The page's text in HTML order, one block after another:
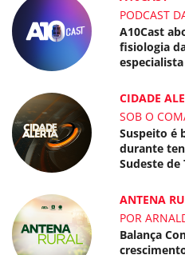
PODCAST
A10Cast
fisiologia
CIDADE
SOB O
Suspeito é
durante
Sudeste de
ANTENA
POR
Balança